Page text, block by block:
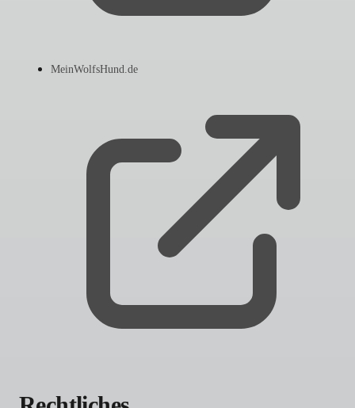
MeinWolfsHund.de